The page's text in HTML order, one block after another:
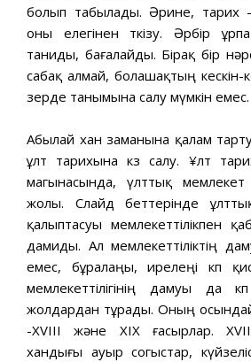
болып табылады. Әрине, тарих —
оны елегінен өткізу. Әрбір
таниды, бағалайды. Бірақ бір
сабақ алмай, болашақтың кескін-
зерде танымына салу мүмкін емес.
Абылай хан заманына қалам
ұлт тарихына көз салу. ¥лт
магынасында, үлттық
жолы. Слайд беттерінде
қалыптасуы мемлекеттілікпен
дамиды. Ал мемлекеттіліктің
емес, бұралаңы, ирелеңі көп
мемлекеттілігінің дамуы да
жолдардан тұрады. Оның
-XVIII және XIX ғасырлар.
хандығы ауыр согыстар,